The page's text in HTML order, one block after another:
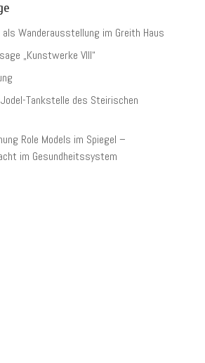
als Wanderausstellung im Greith Haus
„Kunstwerke VIII“
Tankstelle des Steirischen
Role Models im Spiegel –
im Gesundheitssystem